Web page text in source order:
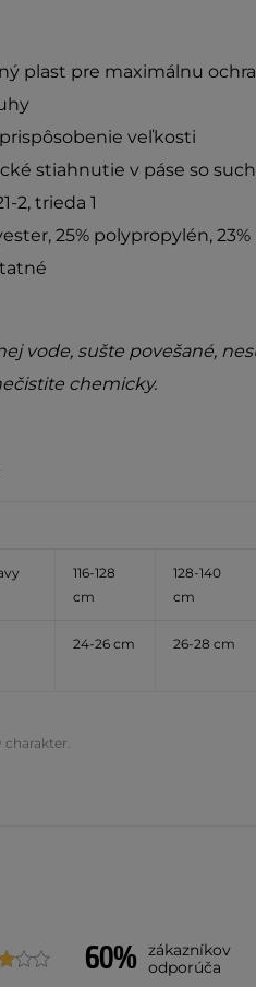
plast pre maximálnu
veľkosti
stiahnutie v páse so
2, trieda 1
25% polypropylén,
vode, sušte povešané,
chemicky.
116-128
cm
128-140
cm
24-26 cm 26-28 cm
charakter.
60% zákazníkov
odporúča